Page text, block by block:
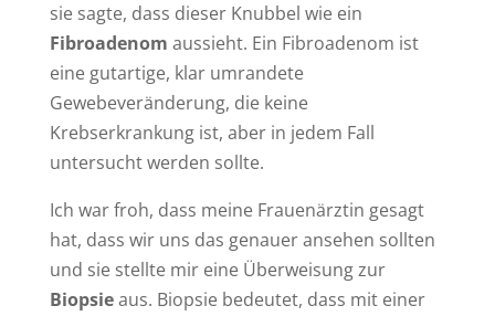
sie sagte, dass dieser Knubbel wie ein
Fibroadenom aussieht. Ein Fibroadenom ist
eine gutartige, klar umrandete
Gewebeveränderung, die keine
Krebserkrankung ist, aber in jedem Fall
untersucht werden sollte.
Ich war froh, dass meine Frauenärztin gesagt
hat, dass wir uns das genauer ansehen sollten
und sie stellte mir eine Überweisung zur
Biopsieaus. Biopsie bedeutet, dass mit einer